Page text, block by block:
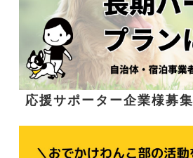
応援サポーター企業様募集